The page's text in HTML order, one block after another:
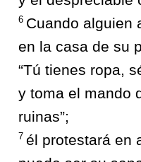
6 Cuando alguien
en la casa de su
“Tú tienes ropa,
y toma el mando
ruinas”;
7 él protestará en